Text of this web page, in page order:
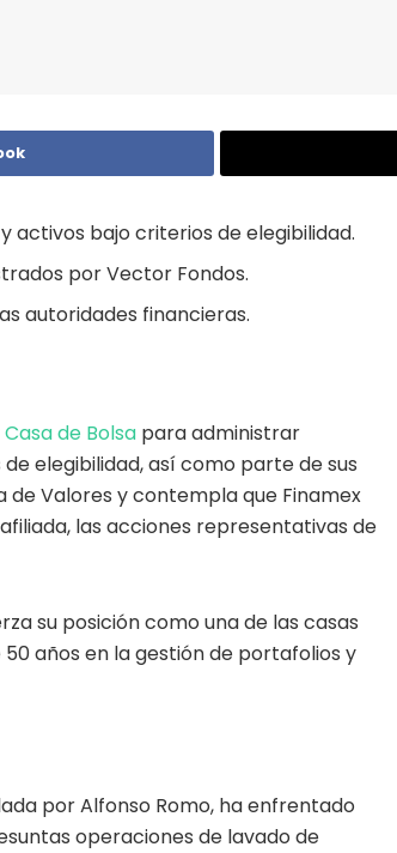
activos bajo criterios de elegibilidad.
por Vector Fondos.
autoridades financieras.
de Bolsa para administrar
elegibilidad, así como parte de sus
de Valores y contempla que Finamex
las acciones representativas de
su posición como una de las casas
años en la gestión de portafolios y
por Alfonso Romo, ha enfrentado
operaciones de lavado de